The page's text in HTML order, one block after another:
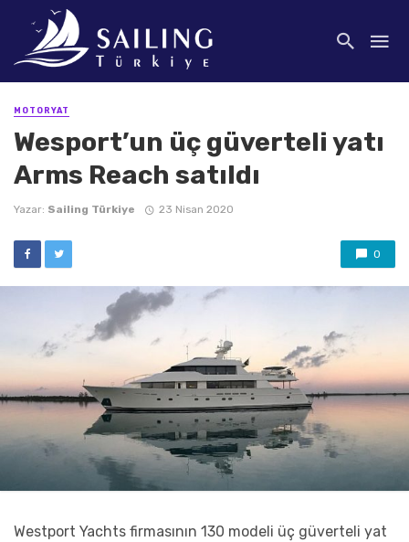
MOTORYAT
Wesport’un üç güverteli yatı
Arms Reach satıldı
Yazar: Sailing Türkiye 23 Nisan 2020
0
Westport Yachts firmasının 130 modeli üç güverteli yat